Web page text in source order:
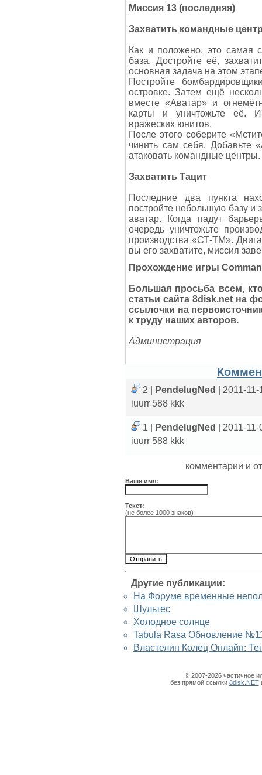
Миссия 13 (последняя)
Захватить командные
Как и положено, это самая
база. Достройте её,
основная задача на этом
Постройте
островке. Затем ещё
вместе «Аватар» и
карты и уничтожьте её.
вражеских юнитов.
После этого соберите
чинить сам себя. Добавьте
атаковать командные центры.
Захватить Тацит
Последние два пункта
постройте небольшую базу и
аватар. Когда падут
очередь уничтожьте
производства «СТ-ТМ».
вы его захватите, миссия
Прохождение игры
Большая просьба всем,
статьи сайта 8disk.net на
ссылочки на
к труду наших авторов.
Администрация
2 | PendelugNed
| 2011-
iuurr 588 kkk
1 | PendelugNed
| 2011-
iuurr 588 kkk
комментарии и
Ваше имя:
Текст:
(не более 1000 знаков)
Другие публикации:
На Форуме временные
Шультес
Холодное солнце
Tabula Rasa Обновление
Властелин Колец Онлайн:
© 2007-2026 частичное
без прямой ссылки 8disk.NET